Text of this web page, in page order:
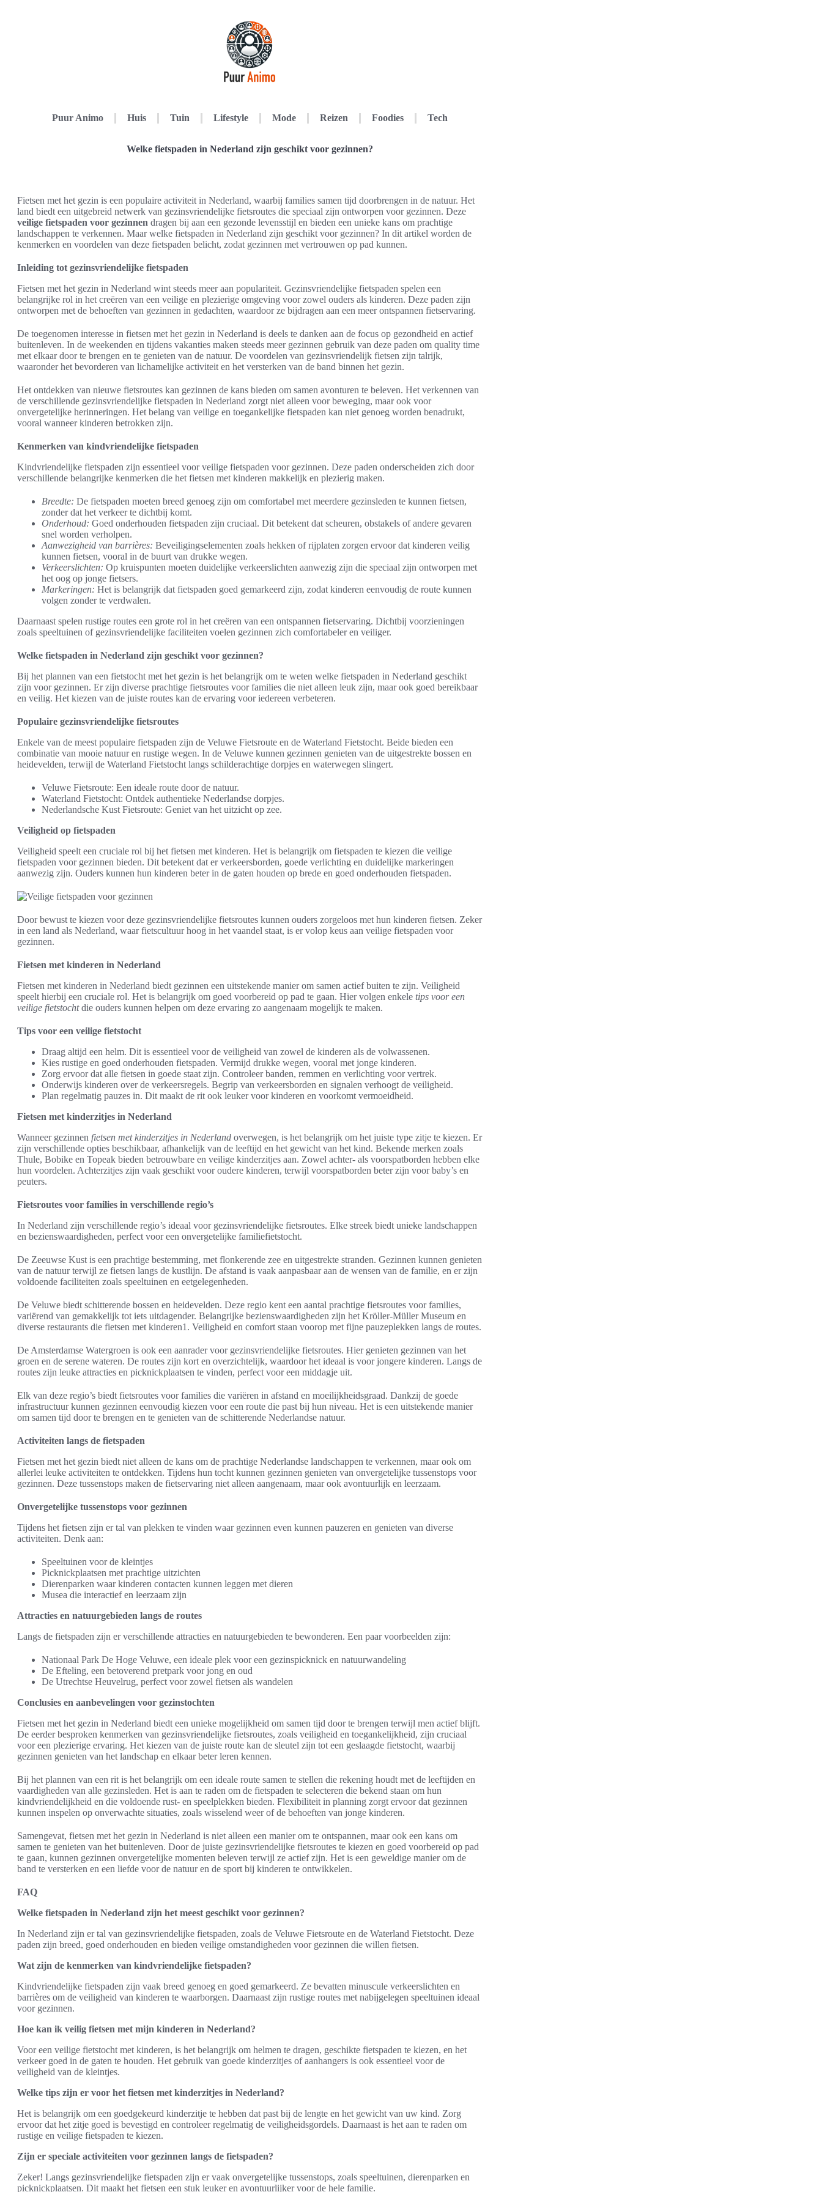
Puur Animo Huis Tuin Lifestyle Mode Reizen Foodies Tech
Welke fietspaden in Nederland zijn geschikt voor gezinnen?
Fietsen met het gezin is een populaire activiteit in Nederland, waarbij families samen tijd doorbrengen in de natuur. Het
land biedt een uitgebreid netwerk van gezinsvriendelijke fietsroutes die speciaal zijn ontworpen voor gezinnen. Deze
veilige fietspaden voor gezinnen dragen bij aan een gezonde levensstijl en bieden een unieke kans om prachtige
landschappen te verkennen. Maar welke fietspaden in Nederland zijn geschikt voor gezinnen? In dit artikel worden de
kenmerken en voordelen van deze fietspaden belicht, zodat gezinnen met vertrouwen op pad kunnen.
Inleiding tot gezinsvriendelijke fietspaden
Fietsen met het gezin in Nederland wint steeds meer aan populariteit. Gezinsvriendelijke fietspaden spelen een
belangrijke rol in het creëren van een veilige en plezierige omgeving voor zowel ouders als kinderen. Deze paden zijn
ontworpen met de behoeften van gezinnen in gedachten, waardoor ze bijdragen aan een meer ontspannen fietservaring.
De toegenomen interesse in fietsen met het gezin in Nederland is deels te danken aan de focus op gezondheid en actief
buitenleven. In de weekenden en tijdens vakanties maken steeds meer gezinnen gebruik van deze paden om quality time
met elkaar door te brengen en te genieten van de natuur. De voordelen van gezinsvriendelijk fietsen zijn talrijk,
waaronder het bevorderen van lichamelijke activiteit en het versterken van de band binnen het gezin.
Het ontdekken van nieuwe fietsroutes kan gezinnen de kans bieden om samen avonturen te beleven. Het verkennen van
de verschillende gezinsvriendelijke fietspaden in Nederland zorgt niet alleen voor beweging, maar ook voor
onvergetelijke herinneringen. Het belang van veilige en toegankelijke fietspaden kan niet genoeg worden benadrukt,
vooral wanneer kinderen betrokken zijn.
Kenmerken van kindvriendelijke fietspaden
Kindvriendelijke fietspaden zijn essentieel voor veilige fietspaden voor gezinnen. Deze paden onderscheiden zich door
verschillende belangrijke kenmerken die het fietsen met kinderen makkelijk en plezierig maken.
Breedte: De fietspaden moeten breed genoeg zijn om comfortabel met meerdere gezinsleden te kunnen fietsen,
zonder dat het verkeer te dichtbij komt.
Onderhoud: Goed onderhouden fietspaden zijn cruciaal. Dit betekent dat scheuren, obstakels of andere gevaren
snel worden verholpen.
Aanwezigheid van barrières: Beveiligingselementen zoals hekken of rijplaten zorgen ervoor dat kinderen veilig
kunnen fietsen, vooral in de buurt van drukke wegen.
Verkeerslichten: Op kruispunten moeten duidelijke verkeerslichten aanwezig zijn die speciaal zijn ontworpen met
het oog op jonge fietsers.
Markeringen: Het is belangrijk dat fietspaden goed gemarkeerd zijn, zodat kinderen eenvoudig de route kunnen
volgen zonder te verdwalen.
Daarnaast spelen rustige routes een grote rol in het creëren van een ontspannen fietservaring. Dichtbij voorzieningen
zoals speeltuinen of gezinsvriendelijke faciliteiten voelen gezinnen zich comfortabeler en veiliger.
Welke fietspaden in Nederland zijn geschikt voor gezinnen?
Bij het plannen van een fietstocht met het gezin is het belangrijk om te weten welke fietspaden in Nederland geschikt
zijn voor gezinnen. Er zijn diverse prachtige fietsroutes voor families die niet alleen leuk zijn, maar ook goed bereikbaar
en veilig. Het kiezen van de juiste routes kan de ervaring voor iedereen verbeteren.
Populaire gezinsvriendelijke fietsroutes
Enkele van de meest populaire fietspaden zijn de Veluwe Fietsroute en de Waterland Fietstocht. Beide bieden een
combinatie van mooie natuur en rustige wegen. In de Veluwe kunnen gezinnen genieten van de uitgestrekte bossen en
heidevelden, terwijl de Waterland Fietstocht langs schilderachtige dorpjes en waterwegen slingert.
Veluwe Fietsroute: Een ideale route door de natuur.
Waterland Fietstocht: Ontdek authentieke Nederlandse dorpjes.
Nederlandsche Kust Fietsroute: Geniet van het uitzicht op zee.
Veiligheid op fietspaden
Veiligheid speelt een cruciale rol bij het fietsen met kinderen. Het is belangrijk om fietspaden te kiezen die veilige
fietspaden voor gezinnen bieden. Dit betekent dat er verkeersborden, goede verlichting en duidelijke markeringen
aanwezig zijn. Ouders kunnen hun kinderen beter in de gaten houden op brede en goed onderhouden fietspaden.
Door bewust te kiezen voor deze gezinsvriendelijke fietsroutes kunnen ouders zorgeloos met hun kinderen fietsen. Zeker
in een land als Nederland, waar fietscultuur hoog in het vaandel staat, is er volop keus aan veilige fietspaden voor
gezinnen.
Fietsen met kinderen in Nederland
Fietsen met kinderen in Nederland biedt gezinnen een uitstekende manier om samen actief buiten te zijn. Veiligheid
speelt hierbij een cruciale rol. Het is belangrijk om goed voorbereid op pad te gaan. Hier volgen enkele tips voor een
veilige fietstochtdie ouders kunnen helpen om deze ervaring zo aangenaam mogelijk te maken.
Tips voor een veilige fietstocht
Draag altijd een helm. Dit is essentieel voor de veiligheid van zowel de kinderen als de volwassenen.
Kies rustige en goed onderhouden fietspaden. Vermijd drukke wegen, vooral met jonge kinderen.
Zorg ervoor dat alle fietsen in goede staat zijn. Controleer banden, remmen en verlichting voor vertrek.
Onderwijs kinderen over de verkeersregels. Begrip van verkeersborden en signalen verhoogt de veiligheid.
Plan regelmatig pauzes in. Dit maakt de rit ook leuker voor kinderen en voorkomt vermoeidheid.
Fietsen met kinderzitjes in Nederland
Wanneer gezinnen fietsen met kinderzitjes in Nederland overwegen, is het belangrijk om het juiste type zitje te kiezen. Er
zijn verschillende opties beschikbaar, afhankelijk van de leeftijd en het gewicht van het kind. Bekende merken zoals
Thule, Bobike en Topeak bieden betrouwbare en veilige kinderzitjes aan. Zowel achter- als voorspatborden hebben elke
hun voordelen. Achterzitjes zijn vaak geschikt voor oudere kinderen, terwijl voorspatborden beter zijn voor baby’s en
peuters.
Fietsroutes voor families in verschillende regio’s
In Nederland zijn verschillende regio’s ideaal voor gezinsvriendelijke fietsroutes. Elke streek biedt unieke landschappen
en bezienswaardigheden, perfect voor een onvergetelijke familiefietstocht.
De Zeeuwse Kust is een prachtige bestemming, met flonkerende zee en uitgestrekte stranden. Gezinnen kunnen genieten
van de natuur terwijl ze fietsen langs de kustlijn. De afstand is vaak aanpasbaar aan de wensen van de familie, en er zijn
voldoende faciliteiten zoals speeltuinen en eetgelegenheden.
De Veluwe biedt schitterende bossen en heidevelden. Deze regio kent een aantal prachtige fietsroutes voor families,
variërend van gemakkelijk tot iets uitdagender. Belangrijke bezienswaardigheden zijn het Kröller-Müller Museum en
diverse restaurants die fietsen met kinderen1. Veiligheid en comfort staan voorop met fijne pauzeplekken langs de routes.
De Amsterdamse Watergroen is ook een aanrader voor gezinsvriendelijke fietsroutes. Hier genieten gezinnen van het
groen en de serene wateren. De routes zijn kort en overzichtelijk, waardoor het ideaal is voor jongere kinderen. Langs de
routes zijn leuke attracties en picknickplaatsen te vinden, perfect voor een middagje uit.
Elk van deze regio’s biedt fietsroutes voor families die variëren in afstand en moeilijkheidsgraad. Dankzij de goede
infrastructuur kunnen gezinnen eenvoudig kiezen voor een route die past bij hun niveau. Het is een uitstekende manier
om samen tijd door te brengen en te genieten van de schitterende Nederlandse natuur.
Activiteiten langs de fietspaden
Fietsen met het gezin biedt niet alleen de kans om de prachtige Nederlandse landschappen te verkennen, maar ook om
allerlei leuke activiteiten te ontdekken. Tijdens hun tocht kunnen gezinnen genieten van onvergetelijke tussenstops voor
gezinnen. Deze tussenstops maken de fietservaring niet alleen aangenaam, maar ook avontuurlijk en leerzaam.
Onvergetelijke tussenstops voor gezinnen
Tijdens het fietsen zijn er tal van plekken te vinden waar gezinnen even kunnen pauzeren en genieten van diverse
activiteiten. Denk aan:
Speeltuinen voor de kleintjes
Picknickplaatsen met prachtige uitzichten
Dierenparken waar kinderen contacten kunnen leggen met dieren
Musea die interactief en leerzaam zijn
Attracties en natuurgebieden langs de routes
Langs de fietspaden zijn er verschillende attracties en natuurgebieden te bewonderen. Een paar voorbeelden zijn:
Nationaal Park De Hoge Veluwe, een ideale plek voor een gezinspicknick en natuurwandeling
De Efteling, een betoverend pretpark voor jong en oud
De Utrechtse Heuvelrug, perfect voor zowel fietsen als wandelen
Conclusies en aanbevelingen voor gezinstochten
Fietsen met het gezin in Nederland biedt een unieke mogelijkheid om samen tijd door te brengen terwijl men actief blijft.
De eerder besproken kenmerken van gezinsvriendelijke fietsroutes, zoals veiligheid en toegankelijkheid, zijn cruciaal
voor een plezierige ervaring. Het kiezen van de juiste route kan de sleutel zijn tot een geslaagde fietstocht, waarbij
gezinnen genieten van het landschap en elkaar beter leren kennen.
Bij het plannen van een rit is het belangrijk om een ideale route samen te stellen die rekening houdt met de leeftijden en
vaardigheden van alle gezinsleden. Het is aan te raden om de fietspaden te selecteren die bekend staan om hun
kindvriendelijkheid en die voldoende rust- en speelplekken bieden. Flexibiliteit in planning zorgt ervoor dat gezinnen
kunnen inspelen op onverwachte situaties, zoals wisselend weer of de behoeften van jonge kinderen.
Samengevat, fietsen met het gezin in Nederland is niet alleen een manier om te ontspannen, maar ook een kans om
samen te genieten van het buitenleven. Door de juiste gezinsvriendelijke fietsroutes te kiezen en goed voorbereid op pad
te gaan, kunnen gezinnen onvergetelijke momenten beleven terwijl ze actief zijn. Het is een geweldige manier om de
band te versterken en een liefde voor de natuur en de sport bij kinderen te ontwikkelen.
FAQ
Welke fietspaden in Nederland zijn het meest geschikt voor gezinnen?
In Nederland zijn er tal van gezinsvriendelijke fietspaden, zoals de Veluwe Fietsroute en de Waterland Fietstocht. Deze
paden zijn breed, goed onderhouden en bieden veilige omstandigheden voor gezinnen die willen fietsen.
Wat zijn de kenmerken van kindvriendelijke fietspaden?
Kindvriendelijke fietspaden zijn vaak breed genoeg en goed gemarkeerd. Ze bevatten minuscule verkeerslichten en
barrières om de veiligheid van kinderen te waarborgen. Daarnaast zijn rustige routes met nabijgelegen speeltuinen ideaal
voor gezinnen.
Hoe kan ik veilig fietsen met mijn kinderen in Nederland?
Voor een veilige fietstocht met kinderen, is het belangrijk om helmen te dragen, geschikte fietspaden te kiezen, en het
verkeer goed in de gaten te houden. Het gebruik van goede kinderzitjes of aanhangers is ook essentieel voor de
veiligheid van de kleintjes.
Welke tips zijn er voor het fietsen met kinderzitjes in Nederland?
Het is belangrijk om een goedgekeurd kinderzitje te hebben dat past bij de lengte en het gewicht van uw kind. Zorg
ervoor dat het zitje goed is bevestigd en controleer regelmatig de veiligheidsgordels. Daarnaast is het aan te raden om
rustige en veilige fietspaden te kiezen.
Zijn er speciale activiteiten voor gezinnen langs de fietspaden?
Zeker! Langs gezinsvriendelijke fietspaden zijn er vaak onvergetelijke tussenstops, zoals speeltuinen, dierenparken en
picknickplaatsen. Dit maakt het fietsen een stuk leuker en avontuurlijker voor de hele familie.